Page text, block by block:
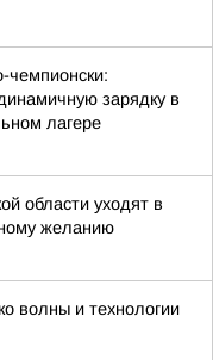
чемпионски:
зарядку в
лагере
области уходят в
желанию
волны и технологии